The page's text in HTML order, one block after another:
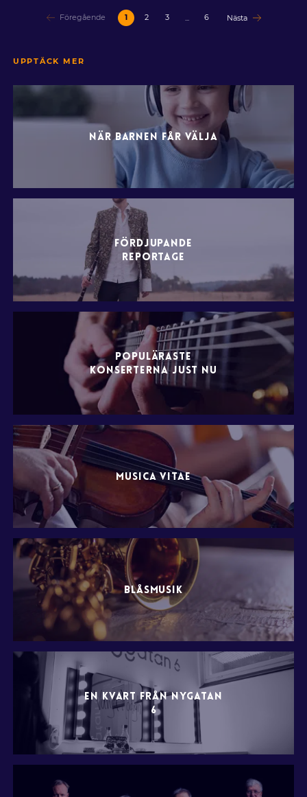
Föregående 1 2 3 ... 6 Nästa
UPPTÄCK MER
NÄR BARNEN FÅR VÄLJA
FÖRDJUPANDE
REPORTAGE
POPULÄRASTE
KONSERTERNA JUST NU
MUSICA VITAE
BLÅSMUSIK
EN KVART FRÅN NYGATAN
6